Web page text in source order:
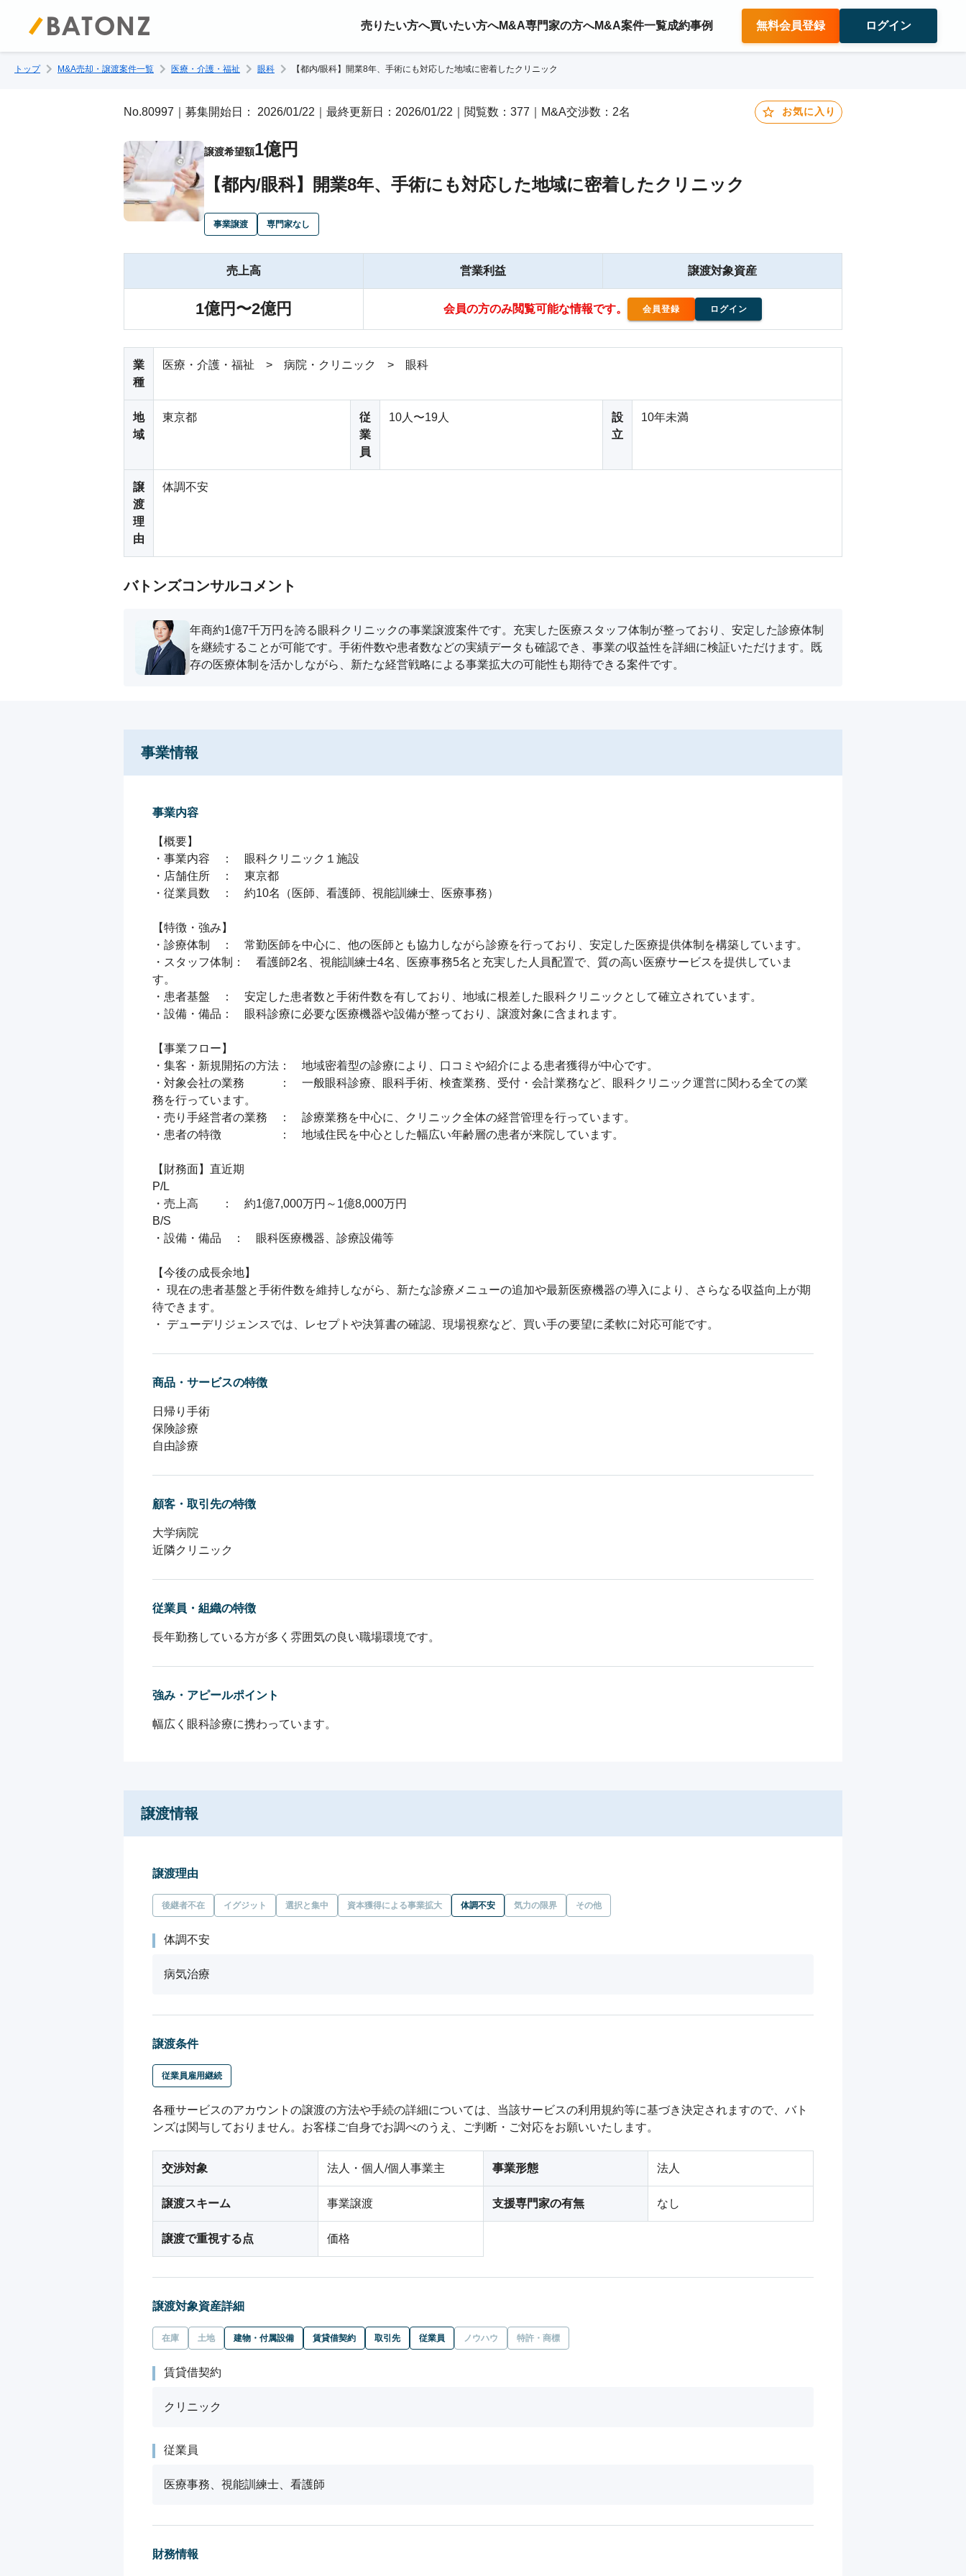
売りたい方へ買いたい方へM&A専門家の方へM&A案件一覧成約事例 無料会員登録 ログイン
トップ M&A売却・譲渡案件一覧 医療・介護・福祉 眼科 【都内/眼科】開業8年、手術にも対応した地域に密着したクリニック
No.80997｜募集開始日： 2026/01/22｜最終更新日：2026/01/22｜閲覧数：377｜M&A交渉数：2名 お気に入り
譲渡希望額1億円
【都内/眼科】開業8年、手術にも対応した地域に密着したクリニック
事業譲渡 専門家なし
売上高
1億円〜2億円
営業利益
会員の方のみ閲覧可能な情報です。 会員登録 ログイン
譲渡対象資産
業
種
医療・介護・福祉 > 病院・クリニック > 眼科
地
域
東京都
従
業
員
10人〜19人
設
立
10年未満
譲
渡
理
由
体調不安
バトンズコンサルコメント
年商約1億7千万円を誇る眼科クリニックの事業譲渡案件です。充実した医療スタッフ体制が整っており、安定した診療体制
を継続することが可能です。手術件数や患者数などの実績データも確認でき、事業の収益性を詳細に検証いただけます。既
存の医療体制を活かしながら、新たな経営戦略による事業拡大の可能性も期待できる案件です。
事業情報
事業内容
【概要】
・事業内容　：　眼科クリニック１施設
・店舗住所　：　東京都
・従業員数　：　約10名（医師、看護師、視能訓練士、医療事務）
【特徴・強み】
・診療体制　：　常勤医師を中心に、他の医師とも協力しながら診療を行っており、安定した医療提供体制を構築しています。
・スタッフ体制：　看護師2名、視能訓練士4名、医療事務5名と充実した人員配置で、質の高い医療サービスを提供していま
す。
・患者基盤　：　安定した患者数と手術件数を有しており、地域に根差した眼科クリニックとして確立されています。
・設備・備品：　眼科診療に必要な医療機器や設備が整っており、譲渡対象に含まれます。
【事業フロー】
・集客・新規開拓の方法：　地域密着型の診療により、口コミや紹介による患者獲得が中心です。
・対象会社の業務　　　：　一般眼科診療、眼科手術、検査業務、受付・会計業務など、眼科クリニック運営に関わる全ての業
務を行っています。
・売り手経営者の業務　：　診療業務を中心に、クリニック全体の経営管理を行っています。
・患者の特徴　　　　　：　地域住民を中心とした幅広い年齢層の患者が来院しています。
【財務面】直近期
P/L
・売上高　　：　約1億7,000万円～1億8,000万円
B/S
・設備・備品　：　眼科医療機器、診療設備等
【今後の成長余地】
・ 現在の患者基盤と手術件数を維持しながら、新たな診療メニューの追加や最新医療機器の導入により、さらなる収益向上が期
待できます。
・ デューデリジェンスでは、レセプトや決算書の確認、現場視察など、買い手の要望に柔軟に対応可能です。
商品・サービスの特徴
日帰り手術
保険診療
自由診療
顧客・取引先の特徴
大学病院
近隣クリニック
従業員・組織の特徴
長年勤務している方が多く雰囲気の良い職場環境です。
強み・アピールポイント
幅広く眼科診療に携わっています。
譲渡情報
譲渡理由
後継者不在 イグジット 選択と集中 資本獲得による事業拡大 体調不安 気力の限界 その他
体調不安
病気治療
譲渡条件
従業員雇用継続
各種サービスのアカウントの譲渡の方法や手続の詳細については、当該サービスの利用規約等に基づき決定されますので、バト
ンズは関与しておりません。お客様ご自身でお調べのうえ、ご判断・ご対応をお願いいたします。
交渉対象 法人・個人/個人事業主 事業形態 法人
譲渡スキーム 事業譲渡 支援専門家の有無 なし
譲渡で重視する点 価格
譲渡対象資産詳細
在庫 土地 建物・付属設備 賃貸借契約 取引先 従業員 ノウハウ 特許・商標
賃貸借契約
クリニック
従業員
医療事務、視能訓練士、看護師
財務情報